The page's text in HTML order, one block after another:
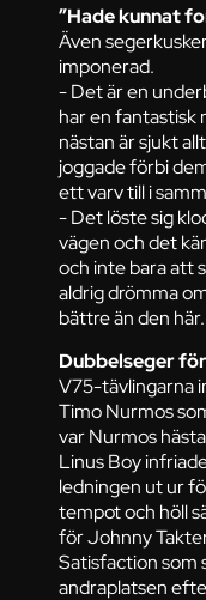
”Hade kunnat
Även
imponerad.
- Det är en
har en fantastisk
nästan är sjukt
joggade förbi
ett varv till i
- Det löste sig
vägen och det
och inte bara att
aldrig drömma
bättre än den
Dubbelseger
V75-tävlingarna
Timo Nurmos
var Nurmos
Linus Boy
ledningen ut ur
tempot och höll
för Johnny
Satisfaction som
andraplatsen